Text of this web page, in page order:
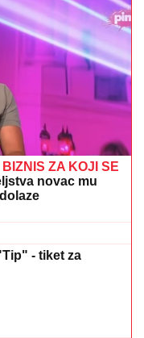
o NJENOJ
FILIPA I
Odmah se
do mene", evo da
DA JE
iznenadila